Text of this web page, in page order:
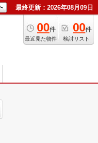
最終更新：2026年08月09日
00件
最近見た物件
00件
検討リスト